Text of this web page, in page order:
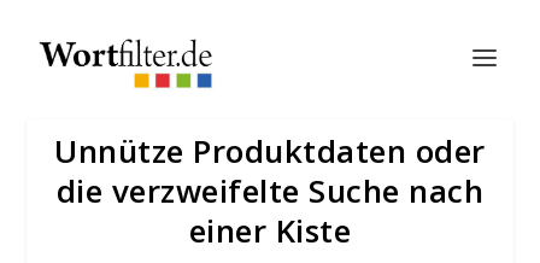
Unnütze Produktdaten oder
die verzweifelte Suche nach
einer Kiste